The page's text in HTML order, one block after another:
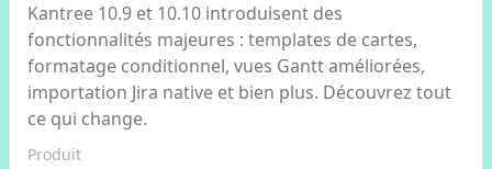
Kantree 10.9 et 10.10 introduisent des
fonctionnalités majeures : templates de cartes,
formatage conditionnel, vues Gantt améliorées,
importation Jira native et bien plus. Découvrez tout
ce qui change.
Produit